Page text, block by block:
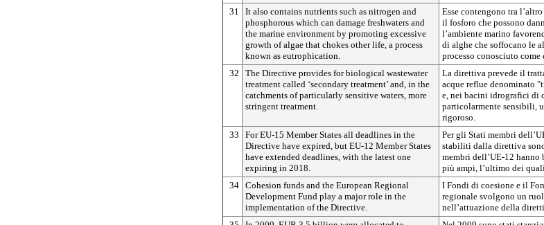
31
It also contains nutrients such as nitrogen and
phosphorous which can damage freshwaters and
the marine environment by promoting excessive
growth of algae that chokes other life, a process
known as eutrophication.
Esse contengono tra
il fosforo che possono
l’ambiente marino
di alghe che soffocano le
processo conosciuto
32
The Directive provides for biological wastewater
treatment called ‘secondary treatment’ and, in the
catchments of particularly sensitive waters, more
stringent treatment.
La direttiva prevede il
acque reflue denominato
e, nei bacini idrografici di
particolarmente sensibili,
rigoroso.
33
For EU-15 Member States all deadlines in the
Directive have expired, but EU-12 Member States
have extended deadlines, with the latest one
expiring in 2018.
Per gli Stati membri
stabiliti dalla direttiva
membri dell’UE-12
più ampi, l’ultimo dei
34 Cohesion funds and the European Regional
Development Fund play a major role in the
implementation of the Directive.
I Fondi di coesione e il
regionale svolgono un
nell’attuazione della